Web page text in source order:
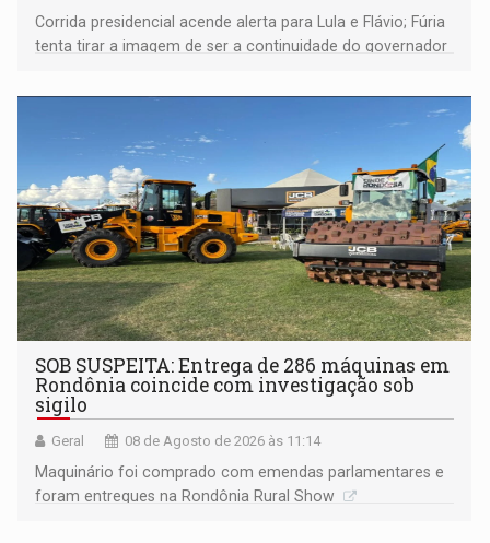
Corrida presidencial acende alerta para Lula e Flávio; Fúria
tenta tirar a imagem de ser a continuidade do governador
não ter entrado no modo eleição; ABAV faz evento em
SOB SUSPEITA: Entrega de 286 máquinas em
Rondônia coincide com investigação sob
sigilo
Geral 08 de Agosto de 2026 às 11:14
Maquinário foi comprado com emendas parlamentares e
foram entregues na Rondônia Rural Show